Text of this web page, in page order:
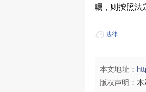
嘱，则按照法
法律
本文地址：
版权声明： 本